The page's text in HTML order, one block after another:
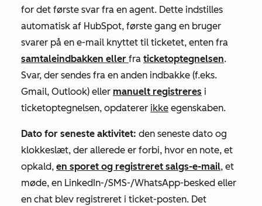
for det første svar fra en agent. Dette indstilles
automatisk af HubSpot, første gang en bruger
svarer på en e-mail knyttet til ticketet, enten fra
samtaleindbakken eller fra ticketoptegnelsen.
Svar, der sendes fra en anden indbakke (f.eks.
Gmail, Outlook) eller manuelt registreres i
ticketoptegnelsen, opdaterer ikke egenskaben.
Dato for seneste aktivitet: den seneste dato og
klokkeslæt, der allerede er forbi, hvor en note, et
opkald, en sporet og registreret salgs-e-mail, et
møde, en LinkedIn-/SMS-/WhatsApp-besked eller
en chat blev registreret i ticket-posten. Det